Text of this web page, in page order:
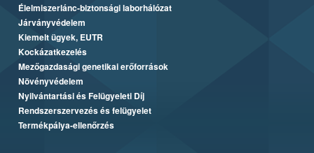
Élelmiszerlánc-biztonsági laborhálózat
Járványvédelem
Kiemelt ügyek, EUTR
Kockázatkezelés
Mezőgazdasági genetikai erőforrások
Növényvédelem
Nyilvántartási és Felügyeleti Díj
Rendszerszervezés és felügyelet
Termékpálya-ellenőrzés